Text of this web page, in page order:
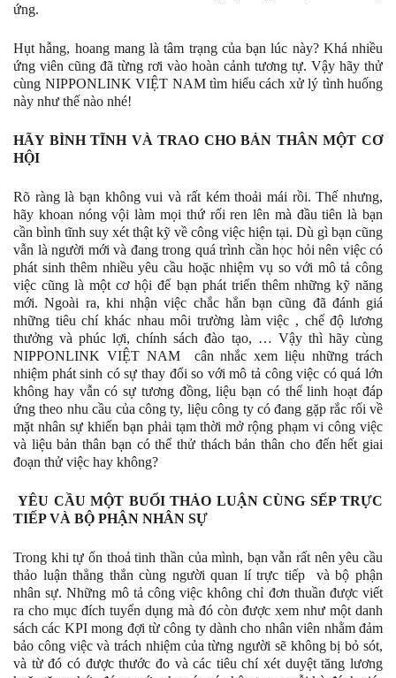
ứng.
Hụt hẫng, hoang mang là tâm trạng của bạn lúc này? Khá nhiều
ứng viên cũng đã từng rơi vào hoàn cảnh tương tự. Vậy hãy thử
cùng NIPPONLINK VIỆT NAM tìm hiểu cách xử lý tình huống
này như thế nào nhé!
HÃY BÌNH TĨNH VÀ TRAO CHO BẢN THÂN MỘT CƠ
HỘI
Rõ ràng là bạn không vui và rất kém thoải mái rồi. Thế nhưng,
hãy khoan nóng vội làm mọi thứ rối ren lên mà đầu tiên là bạn
cần bình tĩnh suy xét thật kỹ về công việc hiện tại. Dù gì bạn cũng
vẫn là người mới và đang trong quá trình cần học hỏi nên việc có
phát sinh thêm nhiều yêu cầu hoặc nhiệm vụ so với mô tả công
việc cũng là một cơ hội để bạn phát triển thêm những kỹ năng
mới. Ngoài ra, khi nhận việc chắc hẳn bạn cũng đã đánh giá
những tiêu chí khác nhau môi trường làm việc , chế độ lương
thưởng và phúc lợi, chính sách đào tạo, … Vậy thì hãy cùng
NIPPONLINK VIỆT NAM cân nhắc xem liệu những trách
nhiệm phát sinh có sự thay đổi so với mô tả công việc có quá lớn
không hay vẫn có sự tương đồng, liệu bạn có thể linh hoạt đáp
ứng theo nhu cầu của công ty, liệu công ty có đang gặp rắc rối về
mặt nhân sự khiến bạn phải tạm thời mở rộng phạm vi công việc
và liệu bản thân bạn có thể thử thách bản thân cho đến hết giai
đoạn thử việc hay không?
YÊU CẦU MỘT BUỔI THẢO LUẬN CÙNG SẾP TRỰC
TIẾP VÀ BỘ PHẬN NHÂN SỰ
Trong khi tự ổn thoả tinh thần của mình, bạn vẫn rất nên yêu cầu
thảo luận thẳng thắn cùng người quan lí trực tiếp và bộ phận
nhân sự. Những mô tả công việc không chỉ đơn thuần được viết
ra cho mục đích tuyển dụng mà đó còn được xem như một danh
sách các KPI mong đợi từ công ty dành cho nhân viên nhằm đảm
bảo công việc và trách nhiệm của từng người sẽ không bị bỏ sót,
và từ đó có được thước đo và các tiêu chí xét duyệt tăng lương